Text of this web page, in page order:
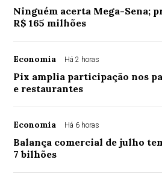
Ninguém acerta Mega-Sena;
R$ 165 milhões
Economia Há 2 horas
Pix amplia participação nos
e restaurantes
Economia Há 6 horas
Balança comercial de julho
7 bilhões